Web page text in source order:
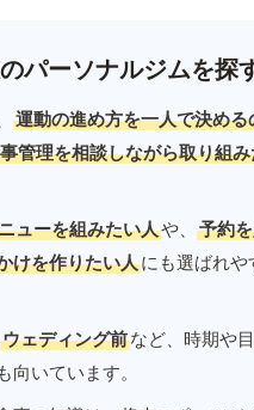
パーソナルジムを探
運動の進め方を一人で決める
管理を相談しながら取り組
ューを組みたい人や、
予約
けを作りたい人にも選ばれ
ウェディング前など、時期や
向いています。